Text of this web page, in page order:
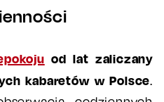
od lat zaliczany
kabaretów w Polsce.